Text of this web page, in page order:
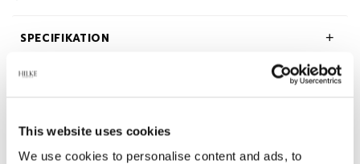
This website uses cookies
We use cookies to personalise content and ads, to
SPECIFIKATION
OM HILKE COLLECTION